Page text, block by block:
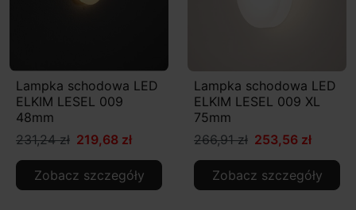
Lampka schodowa LED
ELKIM LESEL 009
48mm
231,24 zł 219,68 zł
Zobacz szczegóły
Lampka schodowa LED
ELKIM LESEL 009 XL
75mm
266,91 zł 253,56 zł
Zobacz szczegóły